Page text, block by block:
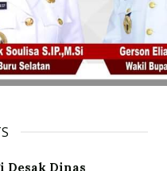
Desak Dinas